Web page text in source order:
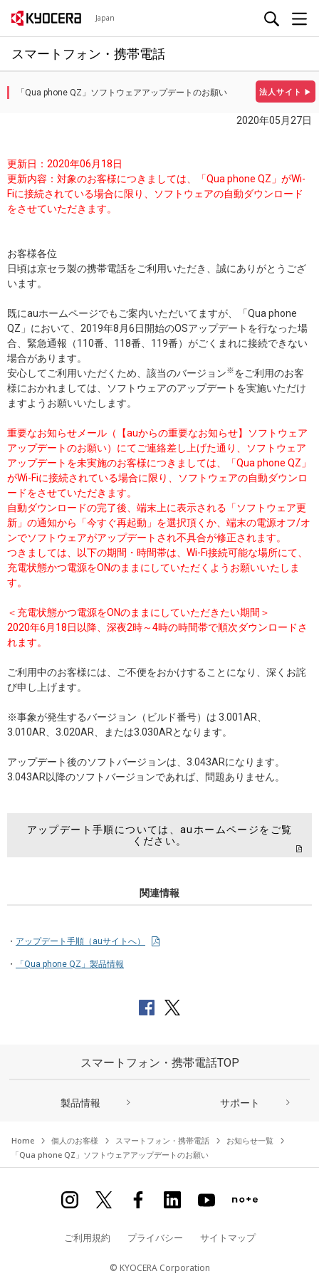
Japan
スマートフォン・携帯電話
法人サイト ▶
「Qua phone QZ」ソフトウェアアップデートのお願い
2020年05月27日
更新日：2020年06月18日
更新内容：対象のお客様につきましては、「Qua phone QZ」がWi-
Fiに接続されている場合に限り、ソフトウェアの自動ダウンロード
をさせていただきます。
お客様各位
日頃は京セラ製の携帯電話をご利用いただき、誠にありがとうござ
います。
既にauホームページでもご案内いただいてますが、「Qua phone
QZ」において、2019年8月6日開始のOSアップデートを行なった場
合、緊急通報（110番、118番、119番）がごくまれに接続できない
場合があります。
安心してご利用いただくため、該当のバージョン※をご利用のお客
様におかれましては、ソフトウェアのアップデートを実施いただけ
ますようお願いいたします。
重要なお知らせメール（【auからの重要なお知らせ】ソフト ウェア
アップデートのお願い）にてご連絡差し上げた通り、ソフト ウェア
アップデートを未実施のお客様につきましては、「Qua phone QZ」
がWi-Fiに接続されている場合に限り、ソフトウェアの自動ダウンロ
ードをさせていただきます。
自動ダウンロードの完了後、端末上に表示される「ソフト ウェア更
新」の通知から「今すぐ再起動」を選択頂くか、端末の電源オフ/オ
ンでソフト ウェアがアップデートされ不具合が修正されます。
つきましては、以下の期間・時間帯は、Wi-Fi接続可能な場所にて、
充電状態かつ電源をONのままにしていただくようお願いいたしま
す。
＜充電状態かつ電源をONのままにしていただきたい期間＞
2020年6月18日以降、深夜2時～4時の時間帯で順次ダウンロードさ
れます。
ご利用中のお客様には、ご不便をおかけすることになり、深くお詫
び申し上げます。
※事象が発生するバージョン（ビルド番号）は 3.001AR、
3.010AR、3.020AR、または3.030ARとなります。
アップデート後のソフトバージョンは、3.043ARになります。
3.043AR以降のソフトバージョンであれば、問題ありません。
アップデート手順については、auホームページをご覧
ください。
関連情報
アップデート手順（auサイトへ）
「Qua phone QZ」製品情報
スマートフォン・携帯電話TOP
製品情報 サポート
Home 個人のお客様 スマートフォン・携帯電話
お知らせ一覧
「Qua phone QZ」ソフトウェアアップデートのお願い
ご利用規約 プライバシー サイトマップ
© KYOCERA Corporation